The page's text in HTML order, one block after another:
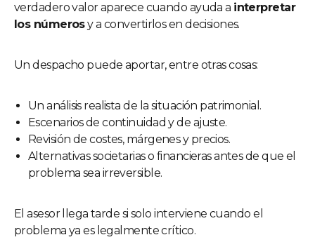
verdadero valor aparece cuando ayuda a interpretar
los númerosy a convertirlos en decisiones.
Un despacho puede aportar, entre otras cosas:
Un análisis realista de la situación patrimonial.
Escenarios de continuidad y de ajuste.
Revisión de costes, márgenes y precios.
Alternativas societarias o financieras antes de que el
problema sea irreversible.
El asesor llega tarde si solo interviene cuando el
problema ya es legalmente crítico.